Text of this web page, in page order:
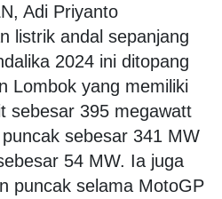
Adi Priyanto
listrik andal sepanjang
2024 ini ditopang
Lombok yang memiliki
sebesar 395 megawatt
sebesar 341 MW
54 MW. Ia juga
puncak selama MotoGP